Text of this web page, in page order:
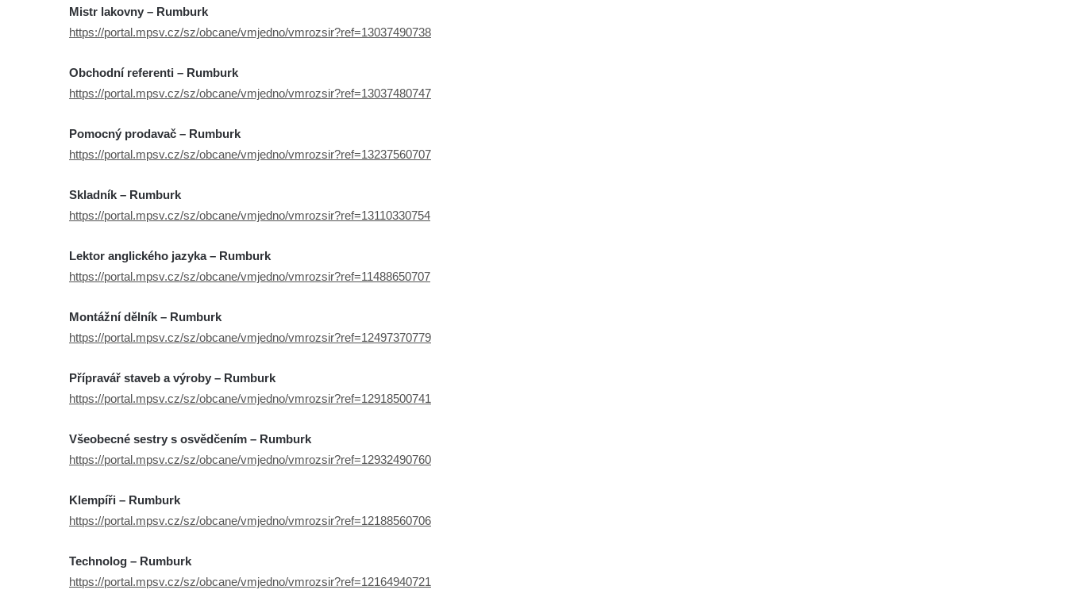
Mistr lakovny – Rumburk
https://portal.mpsv.cz/sz/obcane/vmjedno/vmrozsir?ref=13037490738
Obchodní referenti – Rumburk
https://portal.mpsv.cz/sz/obcane/vmjedno/vmrozsir?ref=13037480747
Pomocný prodavač – Rumburk
https://portal.mpsv.cz/sz/obcane/vmjedno/vmrozsir?ref=13237560707
Skladník – Rumburk
https://portal.mpsv.cz/sz/obcane/vmjedno/vmrozsir?ref=13110330754
Lektor anglického jazyka – Rumburk
https://portal.mpsv.cz/sz/obcane/vmjedno/vmrozsir?ref=11488650707
Montážní dělník – Rumburk
https://portal.mpsv.cz/sz/obcane/vmjedno/vmrozsir?ref=12497370779
Přípravář staveb a výroby – Rumburk
https://portal.mpsv.cz/sz/obcane/vmjedno/vmrozsir?ref=12918500741
Všeobecné sestry s osvědčením – Rumburk
https://portal.mpsv.cz/sz/obcane/vmjedno/vmrozsir?ref=12932490760
Klempíři – Rumburk
https://portal.mpsv.cz/sz/obcane/vmjedno/vmrozsir?ref=12188560706
Technolog – Rumburk
https://portal.mpsv.cz/sz/obcane/vmjedno/vmrozsir?ref=12164940721